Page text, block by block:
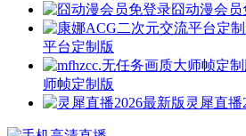
囧动漫会
平台定制版
师帧定制版
灵犀直播